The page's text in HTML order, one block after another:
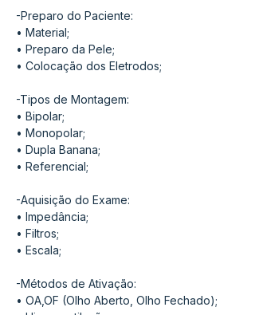
-Preparo do Paciente:
• Material;
• Preparo da Pele;
• Colocação dos Eletrodos;
-Tipos de Montagem:
• Bipolar;
• Monopolar;
• Dupla Banana;
• Referencial;
-Aquisição do Exame:
• Impedância;
• Filtros;
• Escala;
-Métodos de Ativação:
• OA,OF (Olho Aberto, Olho Fechado);